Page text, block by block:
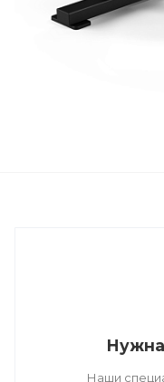
Нужна
Наши